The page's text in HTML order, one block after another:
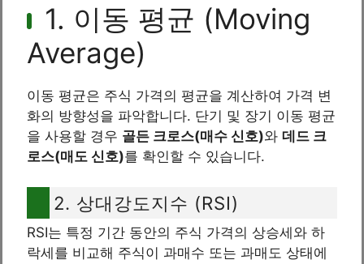
1. 이동 평균 (Moving
Average)
이동 평균은 주식 가격의 평균을 계산하여 가격 변
화의 방향성을 파악합니다. 단기 및 장기 이동 평균
을 사용할 경우 골든 크로스(매수 신호)와 데드 크
로스(매도 신호)를 확인할 수 있습니다.
2. 상대강도지수 (RSI)
RSI는 특정 기간 동안의 주식 가격의 상승세와 하
락세를 비교해 주식이 과매수 또는 과매도 상태에